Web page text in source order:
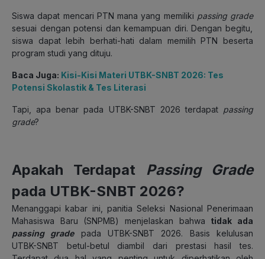
Siswa dapat mencari PTN mana yang memiliki passing grade
sesuai dengan potensi dan kemampuan diri. Dengan begitu,
siswa dapat lebih berhati-hati dalam memilih PTN beserta
program studi yang dituju.
Baca Juga: Kisi-Kisi Materi UTBK-SNBT 2026: Tes
Potensi Skolastik & Tes Literasi
Tapi, apa benar pada UTBK-SNBT 2026 terdapat passing
grade?
Apakah Terdapat Passing Grade
pada UTBK-SNBT 2026?
Menanggapi kabar ini, panitia Seleksi Nasional Penerimaan
Mahasiswa Baru (SNPMB) menjelaskan bahwa tidak ada
passing gradepada UTBK-SNBT 2026. Basis kelulusan
UTBK-SNBT betul-betul diambil dari prestasi hasil tes.